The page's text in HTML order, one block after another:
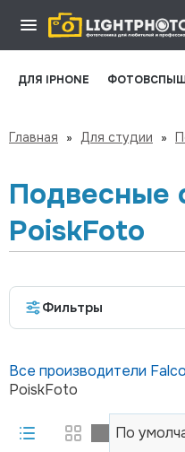
ДЛЯ IPHONE
Главная » Для студии »
Подвесные
PoiskFoto
Фильтры
Все производители
PoiskFoto